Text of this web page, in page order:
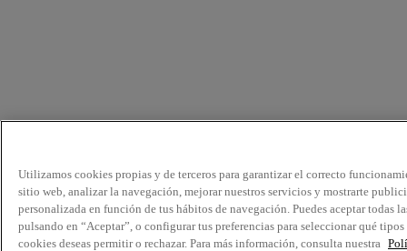
Utilizamos cookies propias y de terceros para garantizar el correcto
sitio web, analizar la navegación, mejorar nuestros servicios y mostrarte
personalizada en función de tus hábitos de navegación. Puedes aceptar todas
pulsando en “Aceptar”, o configurar tus preferencias para seleccionar qué tipos
cookies deseas permitir o rechazar. Para más información, consulta nuestra